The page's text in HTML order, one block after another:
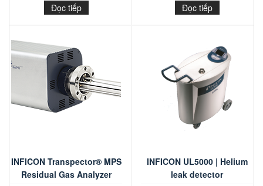
Đọc tiếp Đọc tiếp
INFICON Transpector® MPS
Residual Gas Analyzer
INFICON UL5000 | Helium
leak detector